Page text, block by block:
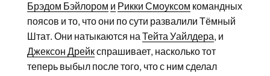
Брэдом Бэйлором и Рикки Смоуксом командных
поясов и то, что они по сути развалили Тёмный
Штат. Они натыкаются на Тейта Уайлдера, и
Джексон Дрейкспрашивает, насколько тот
теперь выбыл после того, что с ним сделал